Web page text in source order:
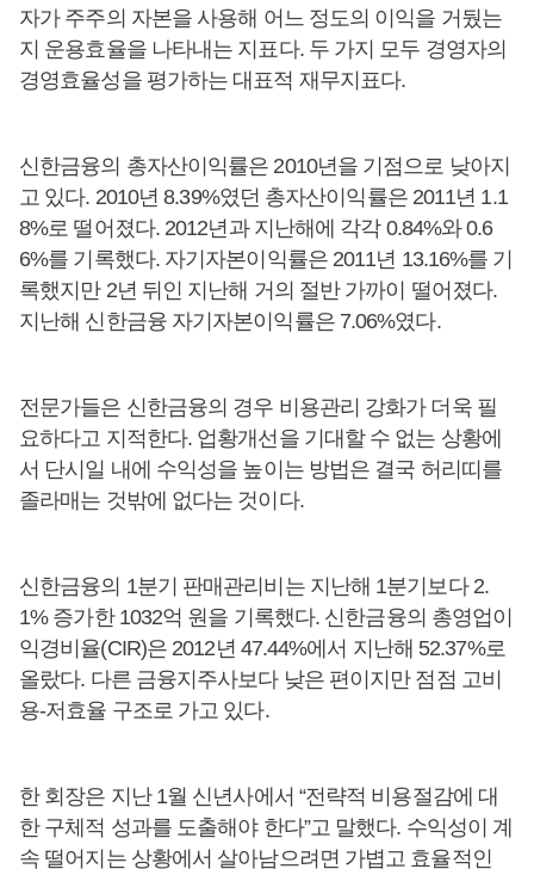
자가 주주의 자본을 사용해 어느 정도의 이익을 거뒀는
지 운용효율을 나타내는 지표다. 두 가지 모두 경영자의
경영효율성을 평가하는 대표적 재무지표다.
신한금융의 총자산이익률은 2010년을 기점으로 낮아지
고 있다. 2010년 8.39%였던 총자산이익률은 2011년 1.1
8%로 떨어졌다. 2012년과 지난해에 각각 0.84%와 0.6
6%를 기록했다. 자기자본이익률은 2011년 13.16%를 기
록했지만 2년 뒤인 지난해 거의 절반 가까이 떨어졌다.
지난해 신한금융 자기자본이익률은 7.06%였다.
전문가들은 신한금융의 경우 비용관리 강화가 더욱 필
요하다고 지적한다. 업황개선을 기대할 수 없는 상황에
서 단시일 내에 수익성을 높이는 방법은 결국 허리띠를
졸라매는 것밖에 없다는 것이다.
신한금융의 1분기 판매관리비는 지난해 1분기보다 2.
1% 증가한 1032억 원을 기록했다. 신한금융의 총영업이
익경비율(CIR)은 2012년 47.44%에서 지난해 52.37%로
올랐다. 다른 금융지주사보다 낮은 편이지만 점점 고비
용-저효율 구조로 가고 있다.
한 회장은 지난 1월 신년사에서 “전략적 비용절감에 대
한 구체적 성과를 도출해야 한다”고 말했다. 수익성이 계
속 떨어지는 상황에서 살아남으려면 가볍고 효율적인